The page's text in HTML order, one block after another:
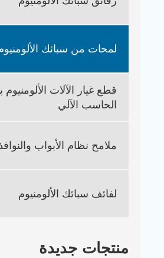
لمحات من سبائك
قطع غيار الآلات الألومنيوم
الحاسب الآلي
ملامح نظام الأبواب
لفائف سبائك الألومنيوم
منتجات جديدة